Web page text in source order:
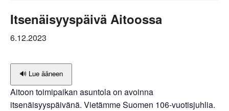
Itsenäisyyspäivä Aitoossa
6.12.2023
🔊 Lue ääneen
Aitoon toimipaikan asuntola on avoinna
itsenäisyyspäivänä. Vietämme Suomen 106-vuotisjuhlia.